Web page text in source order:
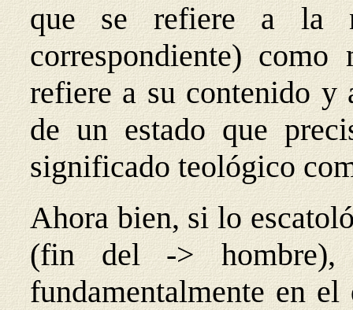
que se refiere a la
correspondiente)
refiere a su contenido y
de un estado que
significado teológico
Ahora bien, si lo
(fin del -> hombre),
fundamentalmente en